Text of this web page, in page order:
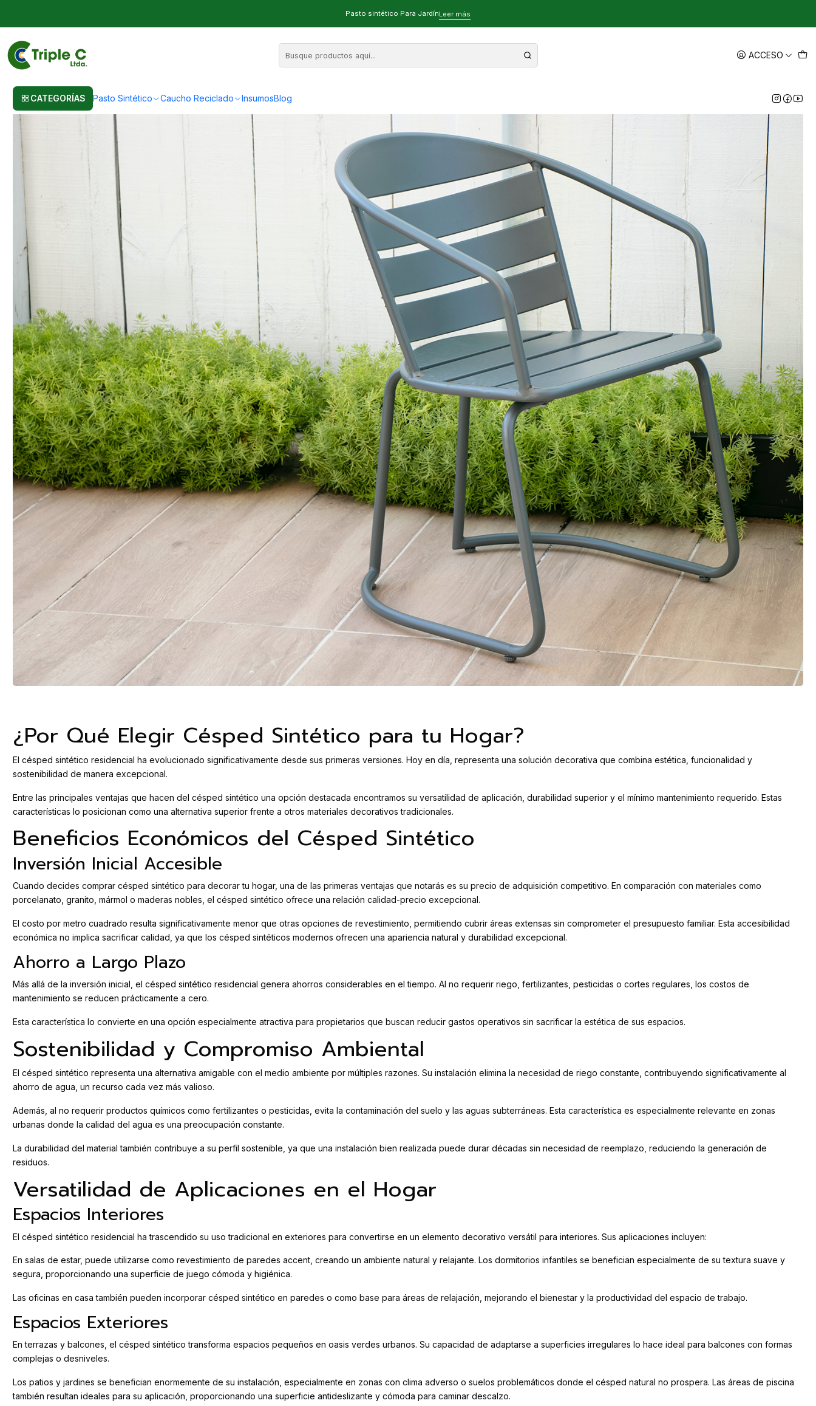
ACCESO
CATEGORÍAS Pasto Sintético Caucho Reciclado InsumosBlog
Pasto sintético Para JardínLeer más
Comprar Césped Sintético para Decorar tu Hogar
¿Por Qué Elegir Césped Sintético para tu Hogar?
El césped sintético residencial ha evolucionado significativamente desde sus primeras versiones. Hoy en día, representa una solución decorativa que combina estética, funcionalidad y
sostenibilidad de manera excepcional.
Entre las principales ventajas que hacen del césped sintético una opción destacada encontramos su versatilidad de aplicación, durabilidad superior y el mínimo mantenimiento requerido. Estas
características lo posicionan como una alternativa superior frente a otros materiales decorativos tradicionales.
Beneficios Económicos del Césped Sintético
Inversión Inicial Accesible
Cuando decides comprar césped sintético para decorar tu hogar, una de las primeras ventajas que notarás es su precio de adquisición competitivo. En comparación con materiales como
porcelanato, granito, mármol o maderas nobles, el césped sintético ofrece una relación calidad-precio excepcional.
El costo por metro cuadrado resulta significativamente menor que otras opciones de revestimiento, permitiendo cubrir áreas extensas sin comprometer el presupuesto familiar. Esta accesibilidad
económica no implica sacrificar calidad, ya que los césped sintéticos modernos ofrecen una apariencia natural y durabilidad excepcional.
Ahorro a Largo Plazo
Más allá de la inversión inicial, el césped sintético residencial genera ahorros considerables en el tiempo. Al no requerir riego, fertilizantes, pesticidas o cortes regulares, los costos de
mantenimiento se reducen prácticamente a cero.
Esta característica lo convierte en una opción especialmente atractiva para propietarios que buscan reducir gastos operativos sin sacrificar la estética de sus espacios.
Sostenibilidad y Compromiso Ambiental
El césped sintético representa una alternativa amigable con el medio ambiente por múltiples razones. Su instalación elimina la necesidad de riego constante, contribuyendo significativamente al
ahorro de agua, un recurso cada vez más valioso.
Además, al no requerir productos químicos como fertilizantes o pesticidas, evita la contaminación del suelo y las aguas subterráneas. Esta característica es especialmente relevante en zonas
urbanas donde la calidad del agua es una preocupación constante.
La durabilidad del material también contribuye a su perfil sostenible, ya que una instalación bien realizada puede durar décadas sin necesidad de reemplazo, reduciendo la generación de
residuos.
Versatilidad de Aplicaciones en el Hogar
Espacios Interiores
El césped sintético residencial ha trascendido su uso tradicional en exteriores para convertirse en un elemento decorativo versátil para interiores. Sus aplicaciones incluyen:
En salas de estar, puede utilizarse como revestimiento de paredes accent, creando un ambiente natural y relajante. Los dormitorios infantiles se benefician especialmente de su textura suave y
segura, proporcionando una superficie de juego cómoda y higiénica.
Las oficinas en casa también pueden incorporar césped sintético en paredes o como base para áreas de relajación, mejorando el bienestar y la productividad del espacio de trabajo.
Espacios Exteriores
En terrazas y balcones, el césped sintético transforma espacios pequeños en oasis verdes urbanos. Su capacidad de adaptarse a superficies irregulares lo hace ideal para balcones con formas
complejas o desniveles.
Los patios y jardines se benefician enormemente de su instalación, especialmente en zonas con clima adverso o suelos problemáticos donde el césped natural no prospera. Las áreas de piscina
también resultan ideales para su aplicación, proporcionando una superficie antideslizante y cómoda para caminar descalzo.